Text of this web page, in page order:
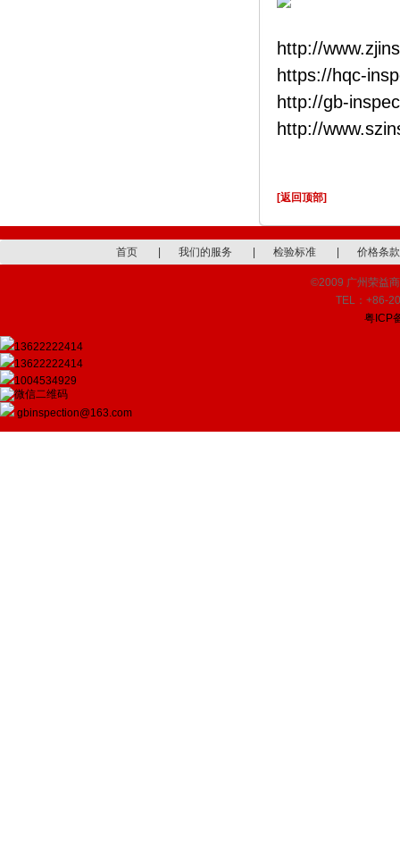
http://
https://hqc-
http://gb-
http://
[返回顶部]
首页 我们的服务 检验标准 价格条款
©2009 广州荣益
TEL：+86-
粤ICP
13622222414
13622222414
1004534929
gbinspection@163.com